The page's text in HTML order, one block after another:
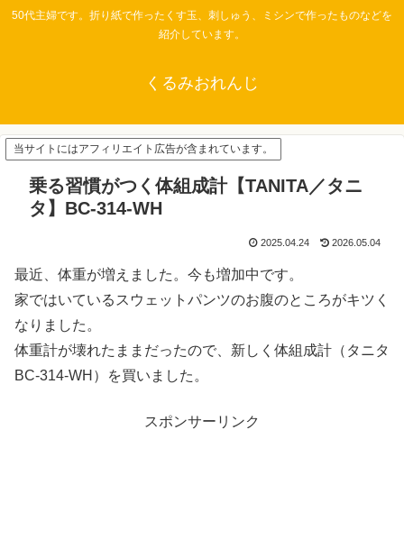
50代主婦です。折り紙で作ったくす玉、刺しゅう、ミシンで作ったものなどを
紹介しています。
くるみおれんじ
当サイトにはアフィリエイト広告が含まれています。
乗る習慣がつく体組成計【TANITA／タニ
タ】BC-314-WH
2025.04.24 2026.05.04
最近、体重が増えました。今も増加中です。
家ではいているスウェットパンツのお腹のところがキツく
なりました。
体重計が壊れたままだったので、新しく体組成計（タニタ
BC-314-WH）を買いました。
スポンサーリンク